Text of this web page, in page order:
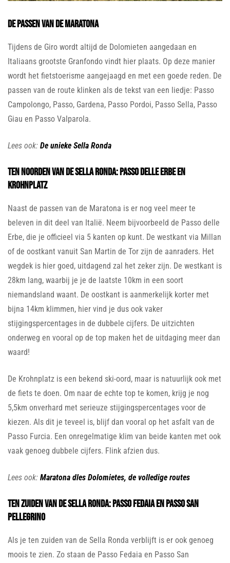
De passen van de Maratona
Tijdens de Giro wordt altijd de Dolomieten aangedaan en
Italiaans grootste Granfondo vindt hier plaats. Op deze manier
wordt het fietstoerisme aangejaagd en met een goede reden. De
passen van de route klinken als de tekst van een liedje: Passo
Campolongo, Passo, Gardena, Passo Pordoi, Passo Sella, Passo
Giau en Passo Valparola.
Lees ook: De unieke Sella Ronda
Ten noorden van de Sella Ronda: Passo delle Erbe en
Krohnplatz
Naast de passen van de Maratona is er nog veel meer te
beleven in dit deel van Italië. Neem bijvoorbeeld de Passo delle
Erbe, die je officieel via 5 kanten op kunt. De westkant via Millan
of de oostkant vanuit San Martin de Tor zijn de aanraders. Het
wegdek is hier goed, uitdagend zal het zeker zijn. De westkant is
28km lang, waarbij je je de laatste 10km in een soort
niemandsland waant. De oostkant is aanmerkelijk korter met
bijna 14km klimmen, hier vind je dus ook vaker
stijgingspercentages in de dubbele cijfers. De uitzichten
onderweg en vooral op de top maken het de uitdaging meer dan
waard!
De Krohnplatz is een bekend ski-oord, maar is natuurlijk ook met
de fiets te doen. Om naar de echte top te komen, krijg je nog
5,5km onverhard met serieuze stijgingspercentages voor de
kiezen. Als dit je teveel is, blijf dan vooral op het asfalt van de
Passo Furcia. Een onregelmatige klim van beide kanten met ook
vaak genoeg dubbele cijfers. Flink afzien dus.
Lees ook: Maratona dles Dolomietes, de volledige routes
Ten zuiden van de Sella Ronda: Passo Fedaia en Passo San
Pellegrino
Als je ten zuiden van de Sella Ronda verblijft is er ook genoeg
moois te zien. Zo staan de Passo Fedaia en Passo San